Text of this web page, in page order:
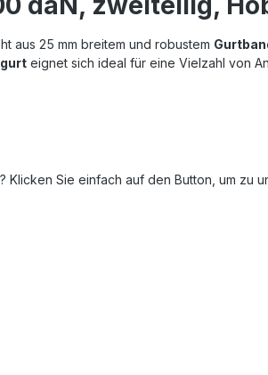
aus 25 mm breitem und robustem
eignet sich ideal für eine Vielzahl von
? Klicken Sie einfach auf den Button, um zu